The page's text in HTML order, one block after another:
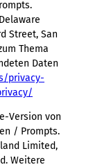
Street, San
Thema
Daten
privacy-
Version von
/ Prompts.
Limited,
Weitere